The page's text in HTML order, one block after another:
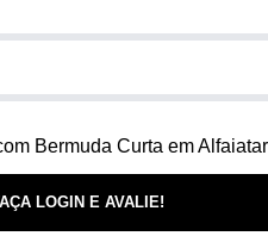
Bermuda Curta em
LOGIN E AVALIE!